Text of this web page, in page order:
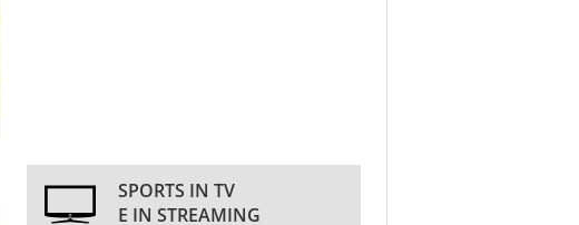
SPORTS IN TV
E IN STREAMING